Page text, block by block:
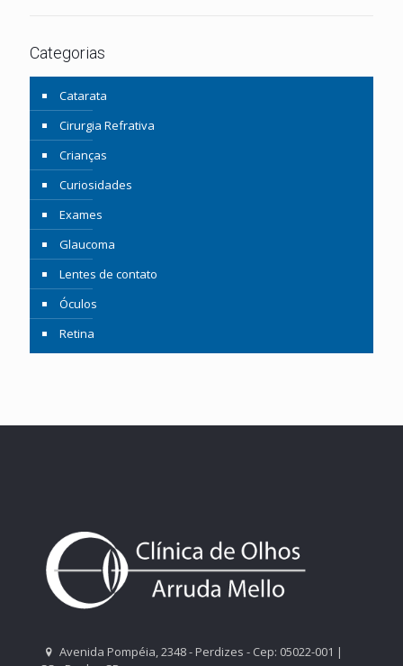
Categorias
Catarata
Cirurgia Refrativa
Crianças
Curiosidades
Exames
Glaucoma
Lentes de contato
Óculos
Retina
Avenida Pompéia, 2348 - Perdizes - Cep: 05022-001 |